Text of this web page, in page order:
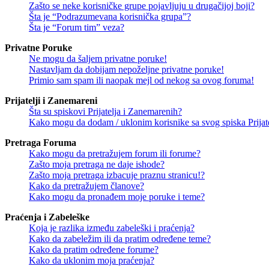
Zašto se neke korisničke grupe pojavljuju u drugačijoj boji?
Šta je “Podrazumevana korisnička grupa”?
Šta je “Forum tim” veza?
Privatne Poruke
Ne mogu da šaljem privatne poruke!
Nastavljam da dobijam nepoželjne privatne poruke!
Primio sam spam ili naopak mejl od nekog sa ovog foruma!
Prijatelji i Zanemareni
Šta su spiskovi Prijatelja i Zanemarenih?
Kako mogu da dodam / uklonim korisnike sa svog spiska
Pretraga Foruma
Kako mogu da pretražujem forum ili forume?
Zašto moja pretraga ne daje ishode?
Zašto moja pretraga izbacuje praznu stranicu!?
Kako da pretražujem članove?
Kako mogu da pronađem moje poruke i teme?
Praćenja i Zabeleške
Koja je razlika između zabeleški i praćenja?
Kako da zabeležim ili da pratim određene teme?
Kako da pratim određene forume?
Kako da uklonim moja praćenja?